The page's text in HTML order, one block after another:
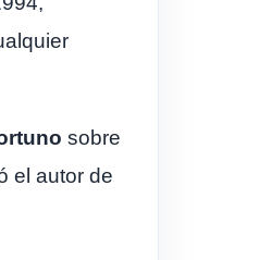
sobre
el autor de